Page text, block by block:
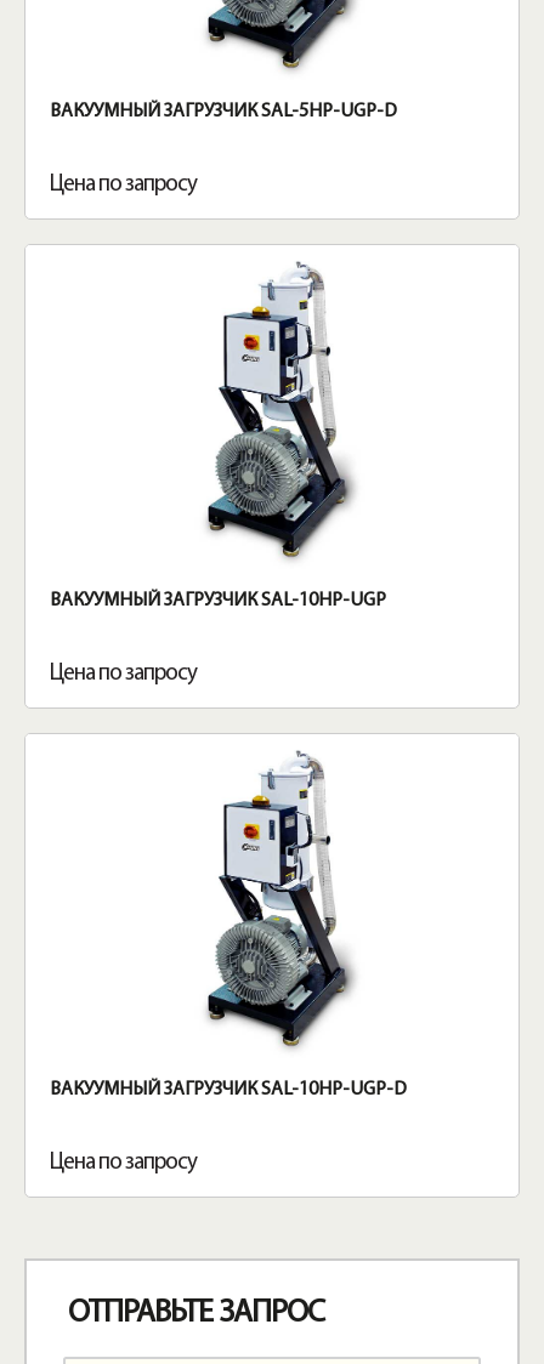
ВАКУУМНЫЙ ЗАГРУЗЧИК SAL-5HP-UGP-D
Цена по запросу
ВАКУУМНЫЙ ЗАГРУЗЧИК SAL-10HP-UGP
Цена по запросу
ВАКУУМНЫЙ ЗАГРУЗЧИК SAL-10HP-UGP-D
Цена по запросу
ОТПРАВЬТЕ ЗАПРОС